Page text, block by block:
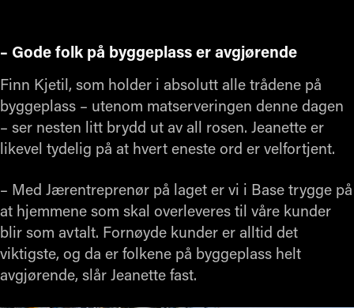
– Gode folk på byggeplass er avgjørende
Finn Kjetil, som holder i absolutt alle trådene på
byggeplass – utenom matserveringen denne dagen
– ser nesten litt brydd ut av all rosen. Jeanette er
likevel tydelig på at hvert eneste ord er velfortjent.
– Med Jærentreprenør på laget er vi i Base trygge på
at hjemmene som skal overleveres til våre kunder
blir som avtalt. Fornøyde kunder er alltid det
viktigste, og da er folkene på byggeplass helt
avgjørende, slår Jeanette fast.